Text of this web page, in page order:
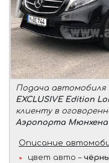
Подача автомобиля
EXCLUSIVE Edition
клиенту в
Аэропорта
Описание
цвет авто –